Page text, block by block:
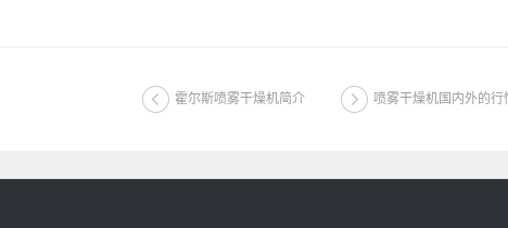
霍尔斯喷雾干燥机简介 喷雾干燥机国内外的行